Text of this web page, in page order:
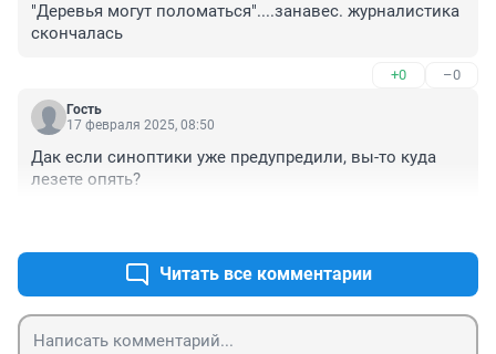
"Деревья могут поломаться"....занавес. журналистика
скончалась
+0 –0
Гость
17 февраля 2025, 08:50
Дак если синоптики уже предупредили, вы-то куда
лезете опять?
Читать все комментарии